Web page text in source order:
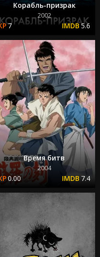
Корабль-призрак
2002
7 5.6
Время битв
2004
0.00 7.4